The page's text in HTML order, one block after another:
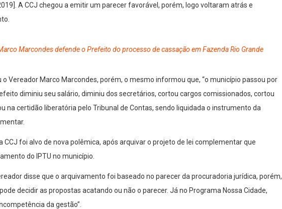
A CCJ chegou a emitir um parecer favorável, porém, logo voltaram atrás e
Marcondes defende o Prefeito do processo de cassação em Fazenda Rio Grande
o Vereador Marco Marcondes, porém, o mesmo informou que, “o município passou por
diminiu seu salário, diminiu dos secretários, cortou cargos comissionados, cortou
na certidão liberatória pelo Tribunal de Contas, sendo liquidada o instrumento da
CCJ foi alvo de nova polêmica, após arquivar o projeto de lei complementar que
do IPTU no município.
disse que o arquivamento foi baseado no parecer da procuradoria jurídica, porém,
decidir as propostas acatando ou não o parecer. Já no Programa Nossa Cidade,
da gestão”.